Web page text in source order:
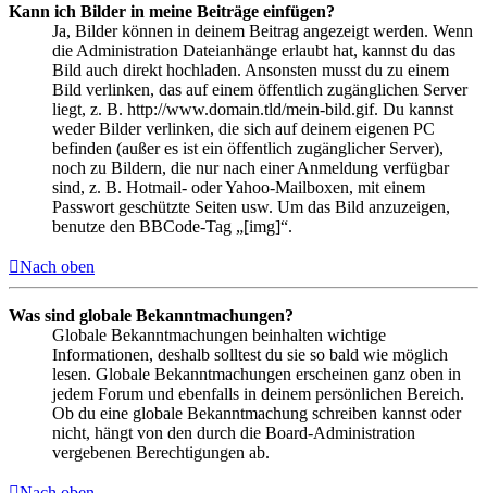
Kann ich Bilder in meine Beiträge einfügen?
Ja, Bilder können in deinem Beitrag angezeigt werden. Wenn
die Administration Dateianhänge erlaubt hat, kannst du das
Bild auch direkt hochladen. Ansonsten musst du zu einem
Bild verlinken, das auf einem öffentlich zugänglichen Server
liegt, z. B. http://www.domain.tld/mein-bild.gif. Du kannst
weder Bilder verlinken, die sich auf deinem eigenen PC
befinden (außer es ist ein öffentlich zugänglicher Server),
noch zu Bildern, die nur nach einer Anmeldung verfügbar
sind, z. B. Hotmail- oder Yahoo-Mailboxen, mit einem
Passwort geschützte Seiten usw. Um das Bild anzuzeigen,
benutze den BBCode-Tag „[img]“.
Nach oben
Was sind globale Bekanntmachungen?
Globale Bekanntmachungen beinhalten wichtige
Informationen, deshalb solltest du sie so bald wie möglich
lesen. Globale Bekanntmachungen erscheinen ganz oben in
jedem Forum und ebenfalls in deinem persönlichen Bereich.
Ob du eine globale Bekanntmachung schreiben kannst oder
nicht, hängt von den durch die Board-Administration
vergebenen Berechtigungen ab.